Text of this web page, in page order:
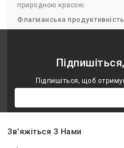
природною красою.
Флагманська продуктивність
завданнях, від ресурсомістких
оперативної пам'яті та
застосунків, фотографій та
відгук системи.
Екран, що вражає
Підпишіться, щоб
Зв'яжіться З Нами